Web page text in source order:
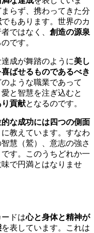
らず、携わってきた分
でもあります。世界のカ
ではなく、 創造の源泉
です。
成が舞踏のように美し
ばせるものであるべき
ような職業であって
と智慧を注ぎ込むと
貢献となるのです。
な成功には四つの側面
教えています。すなわ
慧（鷲）、意志の強さ
す。このうちどれか一
で円満とはなりませ
ドは心と身体と精神が
を表しています。これは